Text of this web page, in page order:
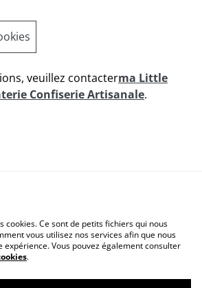
veuillez contacterma Little
Confiserie Artisanale.
cookies. Ce sont de petits fichiers qui nous
vous utilisez nos services afin que nous
Vous pouvez également consulter
.